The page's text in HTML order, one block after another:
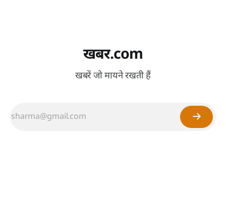
खबर.com
खबरें जो मायने रखती हैं